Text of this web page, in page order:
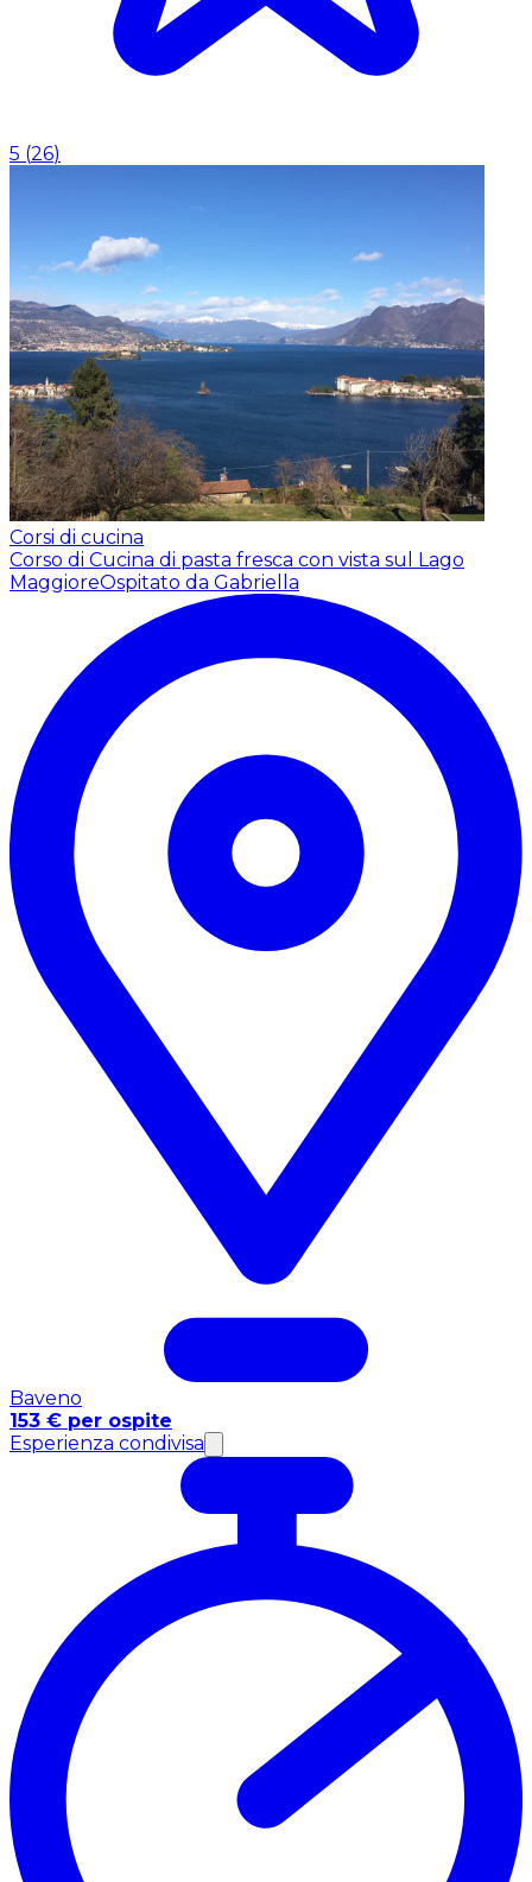
5 (26)
Corsi di cucina
Corso di Cucina di pasta fresca con vista sul Lago
MaggioreOspitato da Gabriella
Baveno
153 € per ospite
Esperienza condivisa